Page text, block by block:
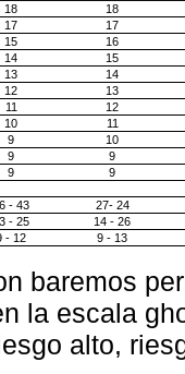
18
18
17
17
15
16
14
15
13
14
12
13
11
12
10
11
9
10
9
9
9
9
- 43
27- 24
- 25
14 - 26
- 12 9 - 13
baremos
la escala
alto,